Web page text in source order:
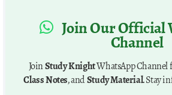
Join Our Official
Channel
JoinStudy KnightWhatsApp Channel
Class Notes, andStudy Material. Stay